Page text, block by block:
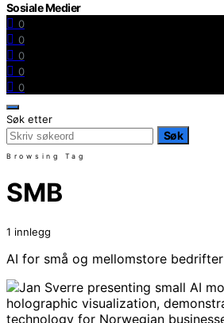
Sosiale Medier
0
0
0
0
0
Søk etter
Søk
Browsing Tag
SMB
1 innlegg
AI for små og mellomstore bedrifter